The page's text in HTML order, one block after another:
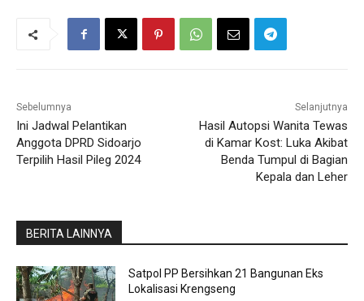
Sebelumnya
Ini Jadwal Pelantikan
Anggota DPRD Sidoarjo
Terpilih Hasil Pileg 2024
Selanjutnya
Hasil Autopsi Wanita Tewas
di Kamar Kost: Luka Akibat
Benda Tumpul di Bagian
Kepala dan Leher
BERITA LAINNYA
Satpol PP Bersihkan 21 Bangunan Eks
Lokalisasi Krengseng